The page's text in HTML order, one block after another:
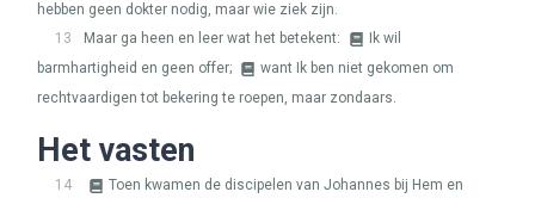
hebben geen dokter nodig, maar wie ziek zijn.
13
Maar ga heen en leer wat het betekent:
Ik wil
barmhartigheid en geen offer;
want Ik ben niet gekomen om
rechtvaardigen tot bekering te roepen, maar zondaars.
Het vasten
14
Toen kwamen de discipelen van Johannes bij Hem en